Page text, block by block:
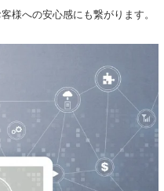
様への安心感にも繋がります。